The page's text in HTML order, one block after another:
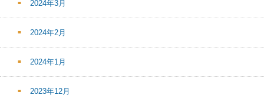
2024年3月
2024年2月
2024年1月
2023年12月